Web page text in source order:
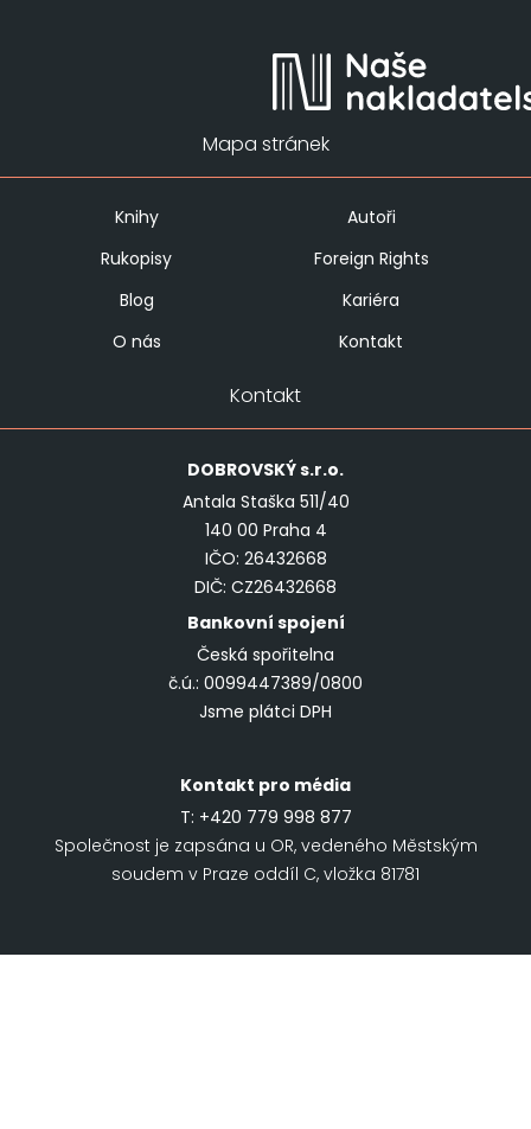
Mapa stránek
Knihy
Autoři
Rukopisy
Foreign Rights
Blog
Kariéra
O nás
Kontakt
Kontakt
DOBROVSKÝs.r.o.
Antala Staška 511/40
140 00 Praha 4
IČO: 26432668
DIČ: CZ26432668
Bankovní spojení
Česká spořitelna
č.ú.: 0099447389/0800
Jsme plátci DPH
Kontakt pro média
T: +420 779 998 877
Společnost je zapsána u OR, vedeného Městským
soudem v Praze oddíl C, vložka 81781